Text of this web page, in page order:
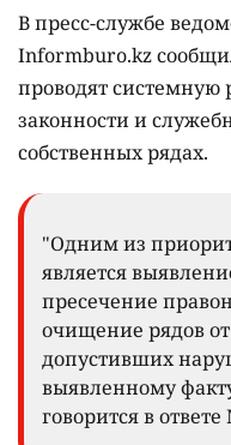
В пресс-службе
Informburo.kz
проводят системную
законности и
собственных рядах.
"Одним из
является
пресечение
очищение рядов
допустивших
выявленному
говорится в